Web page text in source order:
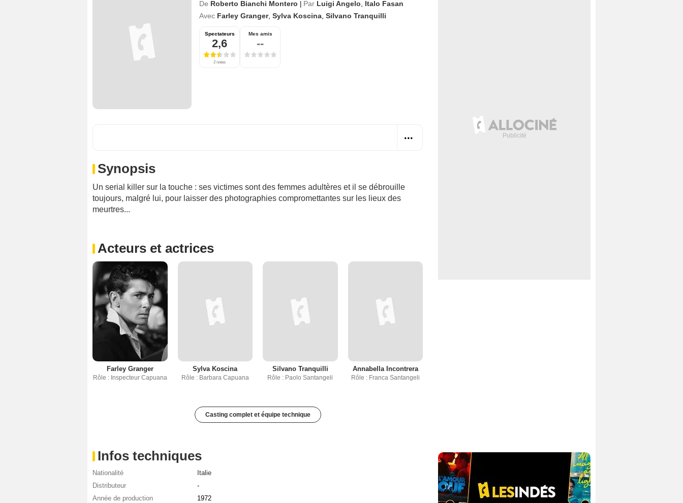
De Roberto Bianchi Montero Par Luigi Angelo
Italo Fasan
Avec Farley Granger, Sylva Koscina Silvano Tranquilli
Spectateurs
2,6
2 notes
Mes amis
--
Synopsis
Un serial killer sur la touche : ses victimes sont des femmes adultères et il se débrouille
toujours, malgré lui, pour laisser des photographies compromettantes sur les lieux des
meurtres...
Acteurs et actrices
Farley Granger
Rôle : Inspecteur Capuana
Sylva Koscina
Rôle : Barbara Capuana
Silvano Tranquilli
Rôle : Paolo Santangeli
Annabella Incontrera
Rôle : Franca Santangeli
Casting complet et équipe technique
Infos techniques
Nationalité
Italie
Distributeur
-
Année de production
1972